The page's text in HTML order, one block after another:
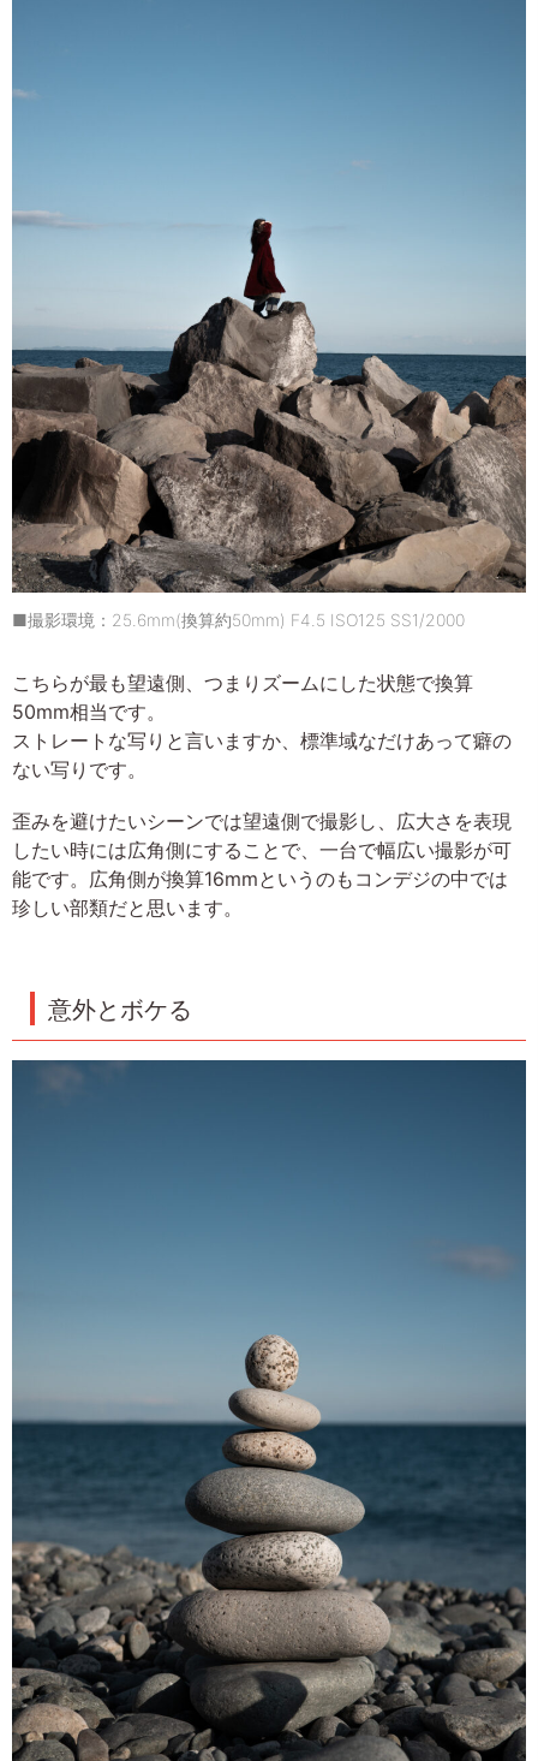
■撮影環境：25.6mm(換算約50mm) F4.5 ISO125 SS1/2000
こちらが最も望遠側、つまりズームにした状態で換算
50mm相当です。
ストレートな写りと言いますか、標準域なだけあって癖の
ない写りです。
歪みを避けたいシーンでは望遠側で撮影し、広大さを表現
したい時には広角側にすることで、一台で幅広い撮影が可
能です。広角側が換算16mmというのもコンデジの中では
珍しい部類だと思います。
意外とボケる